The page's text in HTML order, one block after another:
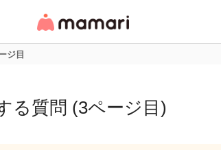
リ・情報サイト
ジ目
る質問 (3ページ目)